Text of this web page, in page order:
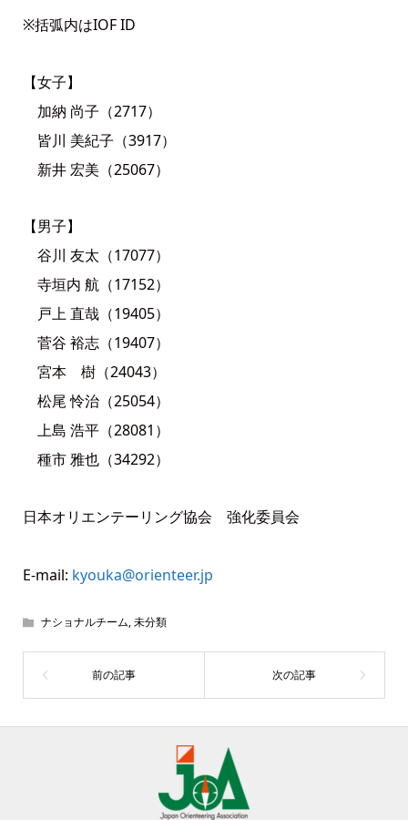
※括弧内はIOF ID
【女子】
加納 尚子（2717）
皆川 美紀子（3917）
新井 宏美（25067）
【男子】
谷川 友太（17077）
寺垣内 航（17152）
戸上 直哉（19405）
菅谷 裕志（19407）
宮本 樹（24043）
松尾 怜治（25054）
上島 浩平（28081）
種市 雅也（34292）
日本オリエンテーリング協会 強化委員会
E-mail: kyouka@orienteer.jp
ナショナルチーム,未分類